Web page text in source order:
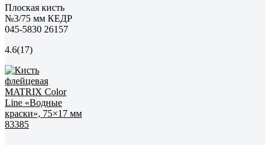
Плоская кисть
№3/75 мм КЕДР
045-5830 26157
4.6(17)